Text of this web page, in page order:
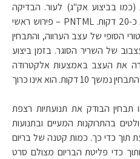
בביצוע אק"ג) לעור. הבדיקה
אינה כרוכה בכאב ונמשכת כ-20 דקות. PNTML – פירוש ראשי
הסופי של עצב הערווה, והתבחין
של השריר הסוגר. בזמן ביצוע
את העצב באמצעות אלקטרודה
קטנה המורכבת על אצבעו. התבחין נמשך 10 דקות. הוא אינו כרוך
תבחין הבודק את תנועתיות רצפת
בהתרוקנות המעיים ובתנועות
תוך כדי כך. כמות קטנה של בריום
כדי פליטת הבריום מצולם סרט